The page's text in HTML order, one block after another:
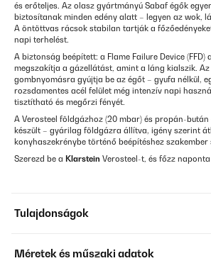
és erőteljes. Az olasz gyártmányú Sabaf égők
biztosítanak minden edény alatt – legyen az wok,
A öntöttvas rácsok stabilan tartják a
napi terhelést.
A biztonság beépített: a Flame Failure Device (FFD)
megszakítja a gázellátást, amint a láng kialszik.
gombnyomásra gyújtja be az égőt – gyufa nélkül,
rozsdamentes acél felület még intenzív napi
tisztítható és megőrzi fényét.
A Verosteel földgázhoz (20 mbar) és propán-bután
készült – gyárilag földgázra állítva, igény szerint
konyhaszekrénybe történő beépítéshez szakember
Szerezd be a Klarstein Verosteel-t, és főzz
Tulajdonságok
Méretek és műszaki adatok